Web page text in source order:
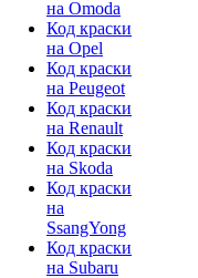
на Omoda
Код краски
на Opel
Код краски
на Peugeot
Код краски
на Renault
Код краски
на Skoda
Код краски
на
SsangYong
Код краски
на Subaru